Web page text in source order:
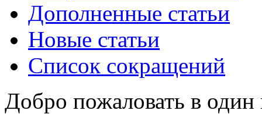
Дополненные статьи
Новые статьи
Список сокращений
Добро пожаловать в